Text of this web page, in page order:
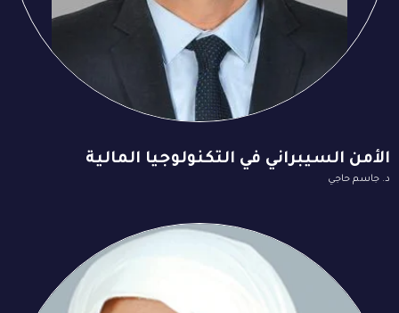
الأمن السيبراني في التكنولوجيا المالية
د. جاسم حاجي